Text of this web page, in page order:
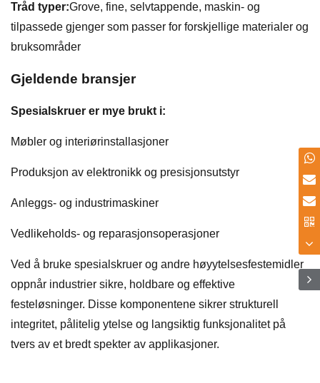
Tråd typer:Grove, fine, selvtappende, maskin- og
tilpassede gjenger som passer for forskjellige materialer og
bruksområder
Gjeldende bransjer
Spesialskruer er mye brukt i:
Møbler og interiørinstallasjoner
Produksjon av elektronikk og presisjonsutstyr
Anleggs- og industrimaskiner
Vedlikeholds- og reparasjonsoperasjoner
Ved å bruke spesialskruer og andre høyytelsesfestemidler
oppnår industrier sikre, holdbare og effektive
festeløsninger. Disse komponentene sikrer strukturell
integritet, pålitelig ytelse og langsiktig funksjonalitet på
tvers av et bredt spekter av applikasjoner.